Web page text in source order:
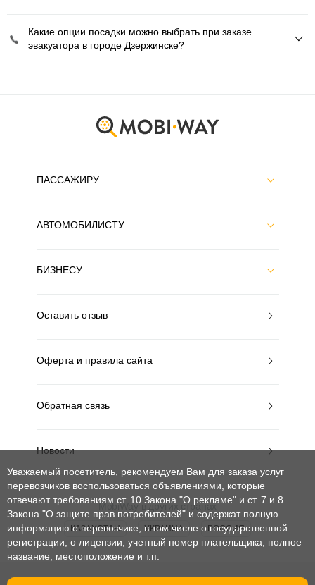
Какие опции посадки можно выбрать при заказе
эвакуатора в городе Дзержинске?
ПАССАЖИРУ
АВТОМОБИЛИСТУ
БИЗНЕСУ
Оставить отзыв
Оферта и правила сайта
Обратная связь
Новости
MobiWay в других странах
КАЗАХСТАН УКРАИНА РОССИЯ
Уважаемый посетитель, рекомендуем Вам для заказа услуг
перевозчиков воспользоваться объявлениями, которые
отвечают требованиям ст. 10 Закона "О рекламе" и ст. 7 и 8
Закона "О защите прав потребителей" и содержат полную
информацию о перевозчике, в том числе о государственной
регистрации, о лицензии, учетный номер плательщика, полное
название, местоположение и т.п.